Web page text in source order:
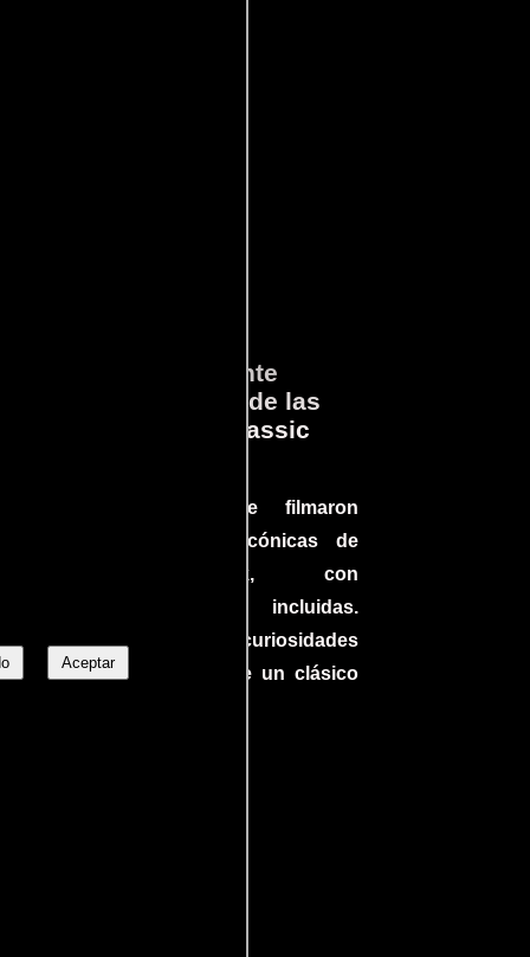
Aceptar
el
en
Lo que Realmente
Sucedió detrás de las
cámaras en Jurassic
Conoce cómo se filmaron
algunas escenas icónicas de
Jurassic Park, con
improvisaciones incluidas.
¡Descubre las curiosidades
detrás del rodaje de un clásico